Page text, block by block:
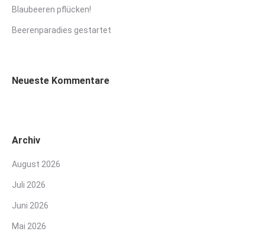
Blaubeeren pflücken!
Beerenparadies gestartet
Neueste Kommentare
Archiv
August 2026
Juli 2026
Juni 2026
Mai 2026